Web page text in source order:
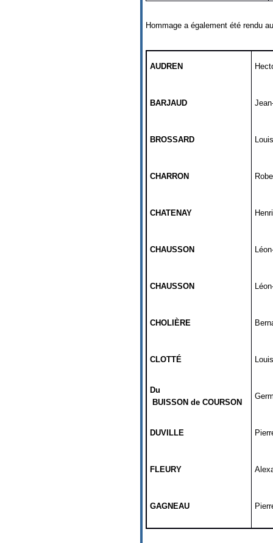
Hommage a également été rendu
AUDREN
BARJAUD
BROSSARD Louis
CHARRON
CHATENAY
CHAUSSON
CHAUSSON
CHOLIÈRE
CLOTTÉ Louis
Du
BUISSON de COURSON
DUVILLE
FLEURY
GAGNEAU